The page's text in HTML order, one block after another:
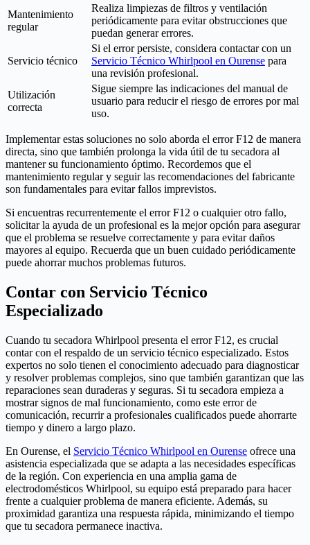
Mantenimiento
regular
Realiza limpiezas de filtros y ventilación
periódicamente para evitar obstrucciones que
puedan generar errores.
Servicio técnico
Si el error persiste, considera contactar con un
Servicio Técnico Whirlpool en Ourense para
una revisión profesional.
Utilización
correcta
Sigue siempre las indicaciones del manual de
usuario para reducir el riesgo de errores por mal
uso.
Implementar estas soluciones no solo aborda el error F12 de manera
directa, sino que también prolonga la vida útil de tu secadora al
mantener su funcionamiento óptimo. Recordemos que el
mantenimiento regular y seguir las recomendaciones del fabricante
son fundamentales para evitar fallos imprevistos.
Si encuentras recurrentemente el error F12 o cualquier otro fallo,
solicitar la ayuda de un profesional es la mejor opción para asegurar
que el problema se resuelve correctamente y para evitar daños
mayores al equipo. Recuerda que un buen cuidado periódicamente
puede ahorrar muchos problemas futuros.
Contar con Servicio Técnico
Especializado
Cuando tu secadora Whirlpool presenta el error F12, es crucial
contar con el respaldo de un servicio técnico especializado. Estos
expertos no solo tienen el conocimiento adecuado para diagnosticar
y resolver problemas complejos, sino que también garantizan que las
reparaciones sean duraderas y seguras. Si tu secadora empieza a
mostrar signos de mal funcionamiento, como este error de
comunicación, recurrir a profesionales cualificados puede ahorrarte
tiempo y dinero a largo plazo.
En Ourense, el Servicio Técnico Whirlpool en Ourense ofrece una
asistencia especializada que se adapta a las necesidades específicas
de la región. Con experiencia en una amplia gama de
electrodomésticos Whirlpool, su equipo está preparado para hacer
frente a cualquier problema de manera eficiente. Además, su
proximidad garantiza una respuesta rápida, minimizando el tiempo
que tu secadora permanece inactiva.